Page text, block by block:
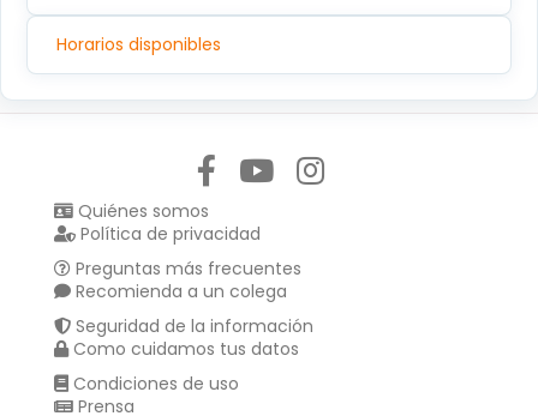
Horarios disponibles
Quiénes somos
Política de privacidad
Preguntas más frecuentes
Recomienda a un colega
Seguridad de la información
Como cuidamos tus datos
Condiciones de uso
Prensa